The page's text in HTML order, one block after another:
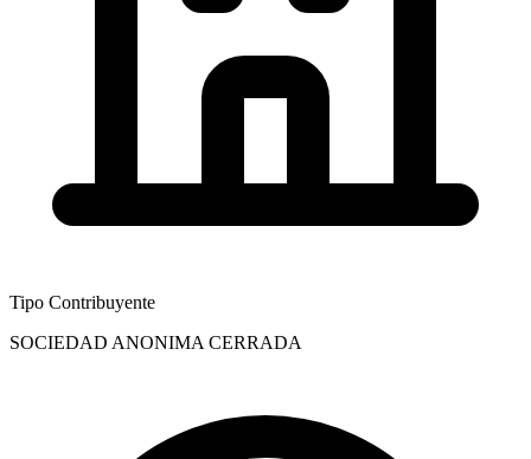
Tipo Contribuyente
SOCIEDAD ANONIMA CERRADA